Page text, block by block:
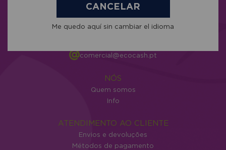
comercial@ecocash.pt
NÓS
Quem somos
Info
ATENDIMENTO AO CLIENTE
Envios e devoluções
Métodos de pagamento
CANCELAR
Me quedo aquí sin cambiar el idioma